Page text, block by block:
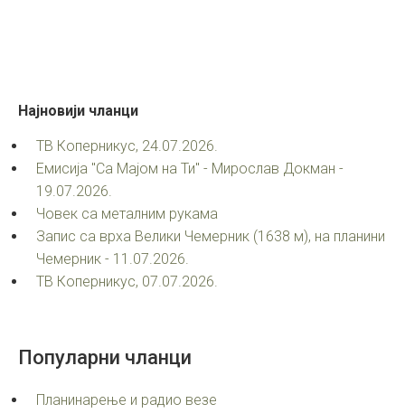
Најновији чланци
ТВ Коперникус, 24.07.2026.
Емисија "Са Мајом на Ти" - Мирослав Докман -
19.07.2026.
Човек са металним рукама
Запис са врха Велики Чемерник (1638 м), на планини
Чемерник - 11.07.2026.
ТВ Коперникус, 07.07.2026.
Популарни чланци
Планинарење и радио везе